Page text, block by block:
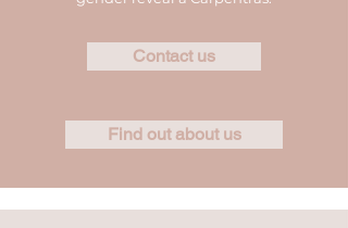
Contact us
Find out about us